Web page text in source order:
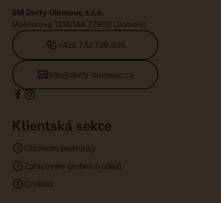
SM Dorty Olomouc s.r.o.
Mošnerova 1318/14A 77900 Olomouc
+420 732 729 300
info@dorty-olomouc.cz
Klientská sekce
Obchodní podmínky
Zpracování osobních údajů
Cookies